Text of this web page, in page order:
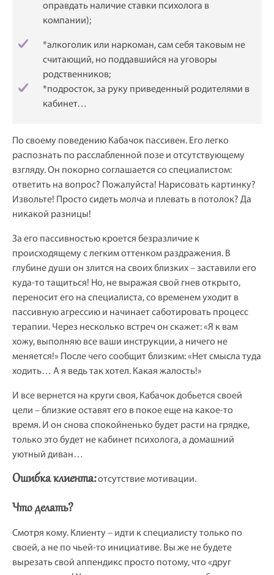
оправдать наличие ставки психолога в
компании);
*алкоголик или наркоман, сам себя таковым не
считающий, но поддавшийся на уговоры
родственников;
*подросток, за руку приведенный родителями в
кабинет…
По своему поведению Кабачок пассивен. Его легко
распознать по расслабленной позе и отсутствующему
взгляду. Он покорно соглашается со специалистом:
ответить на вопрос? Пожалуйста! Нарисовать картинку?
Извольте! Просто сидеть молча и плевать в потолок? Да
никакой разницы!
За его пассивностью кроется безразличие к
происходящему с легким оттенком раздражения. В
глубине души он злится на своих близких – заставили его
куда-то тащиться! Но, не выражая свой гнев открыто,
переносит его на специалиста, со временем уходит в
пассивную агрессию и начинает саботировать процесс
терапии. Через несколько встреч он скажет: «Я к вам
хожу, выполняю все ваши инструкции, а ничего не
меняется!» После чего сообщит близким: «Нет смысла туда
ходить… А я ведь так хотел. Какая жалость!»
И все вернется на круги своя, Кабачок добьется своей
цели – близкие оставят его в покое еще на какое-то
время. И он снова спокойненько будет расти на грядке,
только это будет не кабинет психолога, а домашний
уютный диван…
Ошибка клиента:отсутствие мотивации.
Что делать?
Смотря кому. Клиенту – идти к специалисту только по
своей, а не по чьей-то инициативе. Вы же не будете
вырезать свой аппендикс просто потому, что «друг